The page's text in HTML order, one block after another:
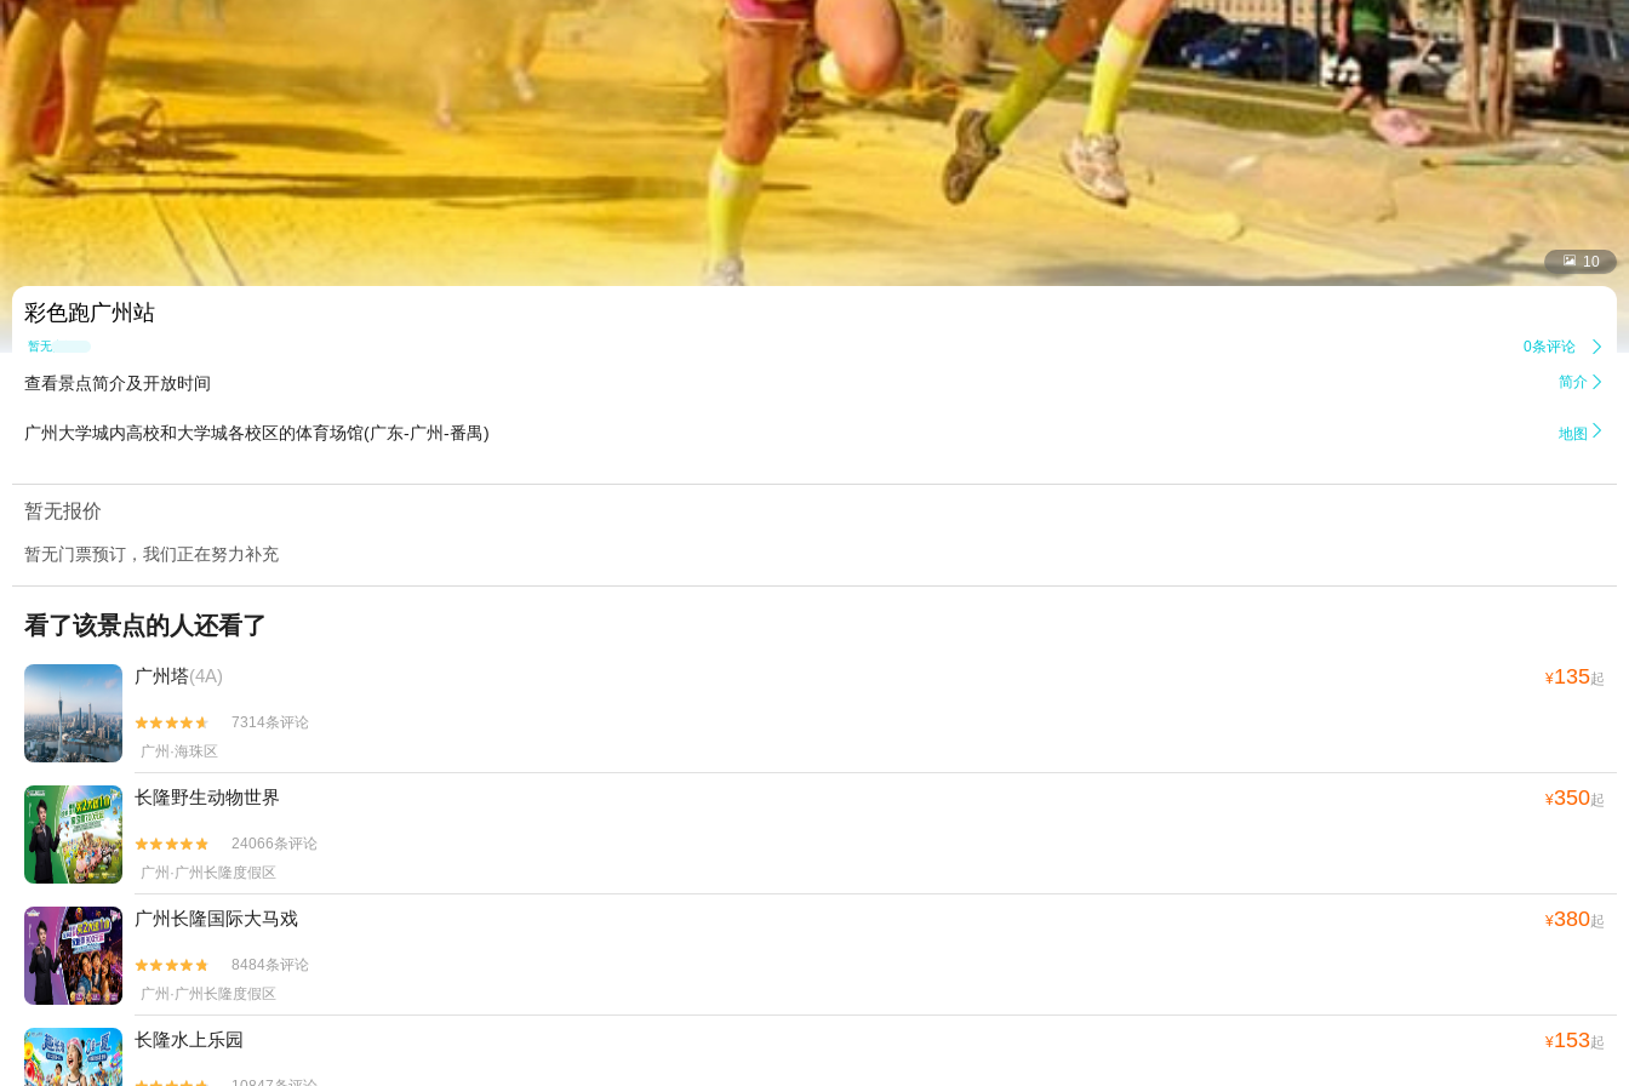
 10
彩色跑广州站
暂无点评 0条评论 
查看景点简介及开放时间 简介 
广州大学城内高校和大学城各校区的体育场馆(广东-广州-番禺) 地图 
暂无报价
暂无门票预订，我们正在努力补充
看了该景点的人还看了
广州塔(4A) ¥135起


7314条评论
广州·海珠区
长隆野生动物世界 ¥350起


24066条评论
广州·广州长隆度假区
广州长隆国际大马戏 ¥380起


8484条评论
广州·广州长隆度假区
长隆水上乐园 ¥153起